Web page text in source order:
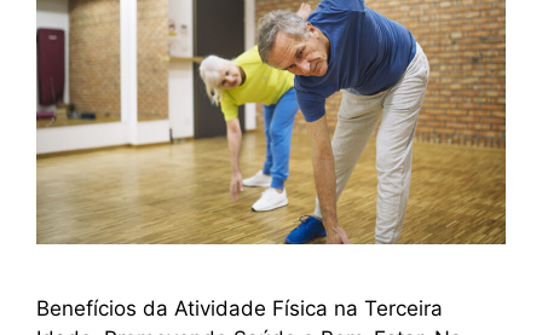
Benefícios da Atividade Física na Terceira